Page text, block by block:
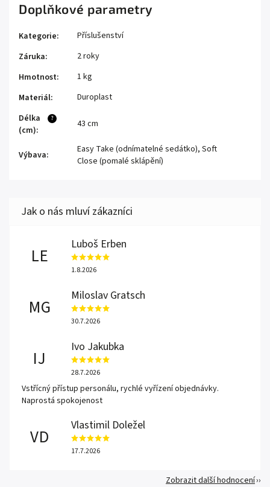
Doplňkové parametry
Kategorie:
Příslušenství
Záruka:
2 roky
Hmotnost:
1 kg
Materiál: Duroplast
?
Délka
(cm):
43 cm
Výbava: Easy Take (odnímatelné sedátko), Soft
Close (pomalé sklápění)
LE
Luboš Erben
1.8.2026
MG
Miloslav Gratsch
30.7.2026
IJ
Ivo Jakubka
28.7.2026
Vstřícný přístup personálu, rychlé vyřízení objednávky.
Naprostá spokojenost
VD
Vlastimil Doležel
17.7.2026
Zobrazit další hodnocení